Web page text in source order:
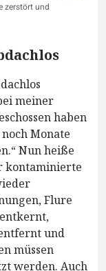
zerstört und
meiner
haben
Monate
Nun heiße
kontaminierte
Flure
und
müssen
werden. Auch